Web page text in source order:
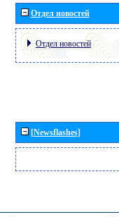
Отдел новостей
Отдел новостей
[Newsflashes]